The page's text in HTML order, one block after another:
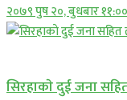
२०७९ पुष २०, बुधबार ११:००
सिरहाकाे दुई जना